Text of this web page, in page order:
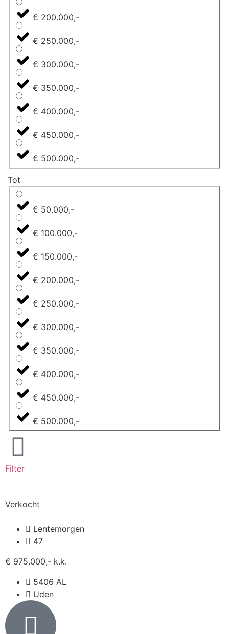
€ 200.000,-
€ 250.000,-
€ 300.000,-
€ 350.000,-
€ 400.000,-
€ 450.000,-
€ 500.000,-
Tot
€ 50.000,-
€ 100.000,-
€ 150.000,-
€ 200.000,-
€ 250.000,-
€ 300.000,-
€ 350.000,-
€ 400.000,-
€ 450.000,-
€ 500.000,-
Filter
Verkocht
Lentemorgen
47
€ 975.000,- k.k.
5406 AL
Uden